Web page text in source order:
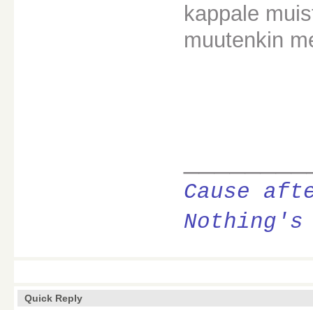
kappale
muutenkin
Cause
Quick Reply